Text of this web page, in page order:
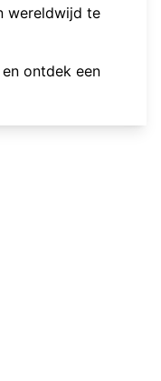
wereldwijd te
en ontdek een